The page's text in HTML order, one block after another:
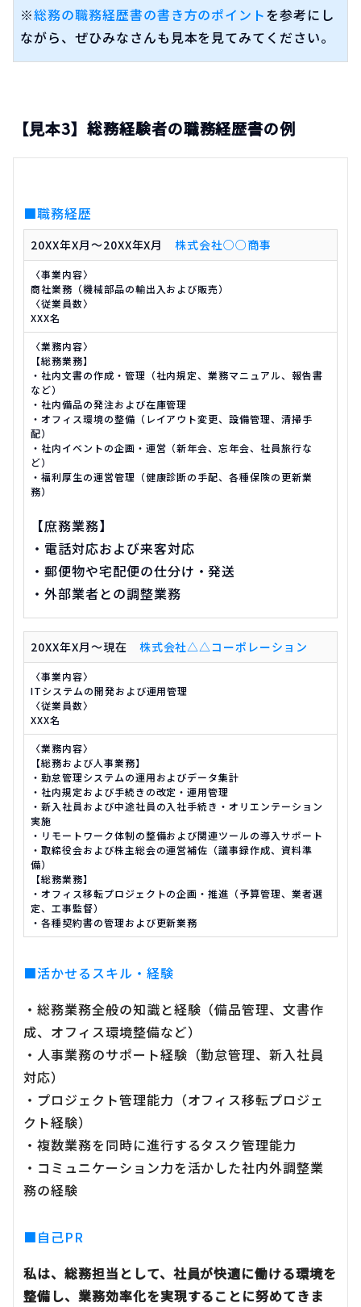
※総務の職務経歴書の書き方のポイントを参考にし
ながら、ぜひみなさんも見本を見てみてください。
【見本3】総務経験者の職務経歴書の例
■職務経歴
20XX年X月～20XX年X月 株式会社○○商事
〈事業内容〉
商社業務（機械部品の輸出入および販売）
〈従業員数〉
XXX名
〈業務内容〉
【総務業務】
・社内文書の作成・管理（社内規定、業務マニュアル、報告書
など）
・社内備品の発注および在庫管理
・オフィス環境の整備（レイアウト変更、設備管理、清掃手
配）
・社内イベントの企画・運営（新年会、忘年会、社員旅行な
ど）
・福利厚生の運営管理（健康診断の手配、各種保険の更新業
務）
【庶務業務】
・電話対応および来客対応
・郵便物や宅配便の仕分け・発送
・外部業者との調整業務
20XX年X月～現在 株式会社△△コーポレーション
〈事業内容〉
ITシステムの開発および運用管理
〈従業員数〉
XXX名
〈業務内容〉
【総務および人事業務】
・勤怠管理システムの運用およびデータ集計
・社内規定および手続きの改定・運用管理
・新入社員および中途社員の入社手続き・オリエンテーション
実施
・リモートワーク体制の整備および関連ツールの導入サポート
・取締役会および株主総会の運営補佐（議事録作成、資料準
備）
【総務業務】
・オフィス移転プロジェクトの企画・推進（予算管理、業者選
定、工事監督）
・各種契約書の管理および更新業務
■活かせるスキル・経験
・総務業務全般の知識と経験（備品管理、文書作
成、オフィス環境整備など）
・人事業務のサポート経験（勤怠管理、新入社員
対応）
・プロジェクト管理能力（オフィス移転プロジェ
クト経験）
・複数業務を同時に進行するタスク管理能力
・コミュニケーション力を活かした社内外調整業
務の経験
■自己PR
私は、総務担当として、社員が快適に働ける環境を
整備し、業務効率化を実現することに努めてきま